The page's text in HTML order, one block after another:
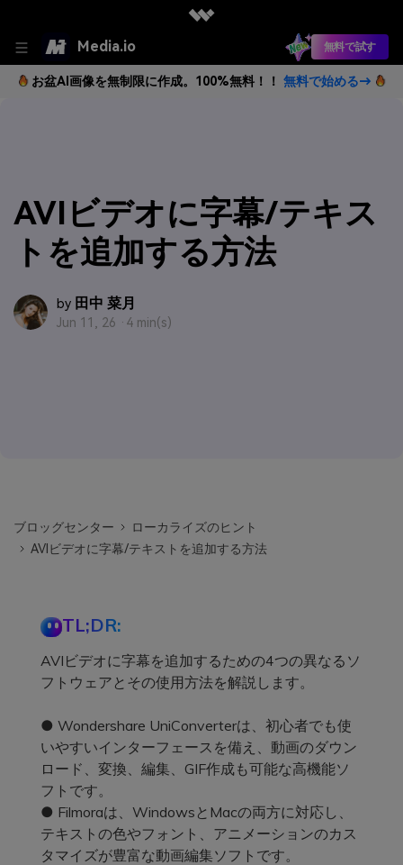
Media.io 無料で試す
お盆AI画像を無制限に作成。100%無料！！ 無料で始める→
AVIビデオに字幕/テキス
トを追加する方法
by 田中 菜月
Jun 11, 26 · 4 min(s)
ブロッグセンター
ローカライズのヒント
AVIビデオに字幕/テキストを追加する方法
TL;DR:
AVIビデオに字幕を追加するための4つの異なるソ
フトウェアとその使用方法を解説します。
● Wondershare UniConverterは、初心者でも使
いやすいインターフェースを備え、動画のダウン
ロード、変換、編集、GIF作成も可能な高機能ソ
フトです。
● Filmoraは、WindowsとMacの両方に対応し、
テキストの色やフォント、アニメーションのカス
タマイズが豊富な動画編集ソフトです。